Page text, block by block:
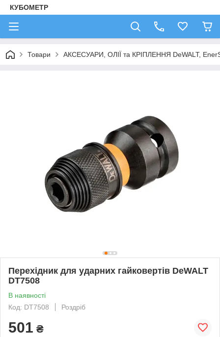
КУБОМЕТР
Товари АКСЕСУАРИ, ОЛІЇ та КРІПЛЕННЯ DeWALT,
Перехідник для ударних гайковертів DeWALT
DT7508
В наявності
Код: DT7508
Роздріб
501 ₴